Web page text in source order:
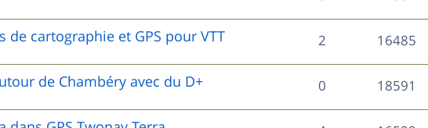
e
s
e
p
n
s
e
é
p
n
u
e
cartographie et GPS pour VTT 2R
é
p
16485V
u
de Chambéry avec du D+ 0R
é
18591
u